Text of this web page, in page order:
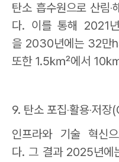
탄소 흡수원으로 산림‧
다. 이를 통해 2021년
을 2030년에는 32만
또한 1.5㎢에서 10
9. 탄소 포집‧활용‧저장
인프라와 기술 혁신
다. 그 결과 2025년에